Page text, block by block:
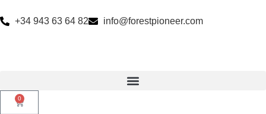
+34 943 63 64 82 info@forestpioneer.com
0